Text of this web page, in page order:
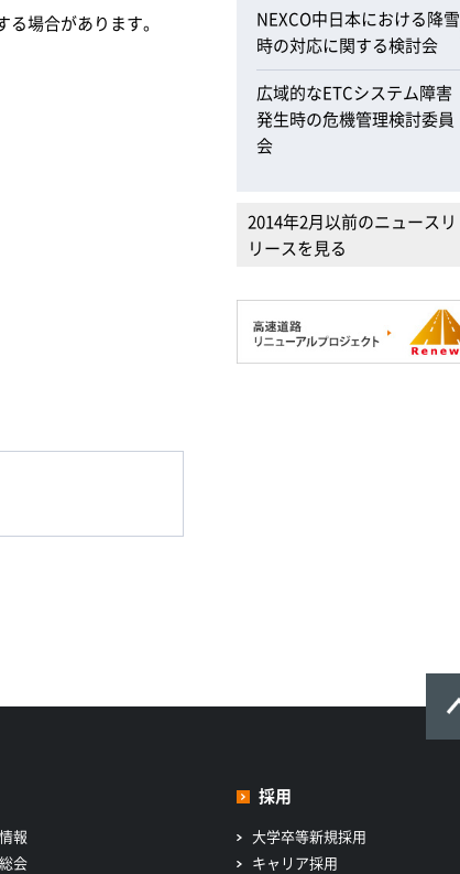
場合があります。
NEXCO中日本における降雪
時の対応に関する検討会
広域的なETCシステム障害
発生時の危機管理検討委員
会
2014年2月以前のニュースリ
リースを見る
報
会
採用
大学卒等新規採用
キャリア採用